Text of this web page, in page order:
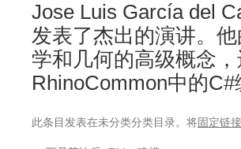
Jose Luis García del
发表了杰出的演讲。
学和几何的高级概念
RhinoCommon中的C#
此条目发表在未分类分类目录。将固定链接